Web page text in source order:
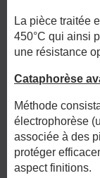
La pièce traitée
450°C qui ainsi
une résistance
Cataphorèse
Méthode
électrophorèse
associée à des
protéger
aspect finitions.